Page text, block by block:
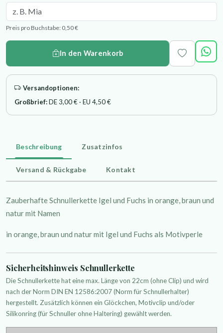
Preis pro Buchstabe: 0,50 €
In den Warenkorb
Versandoptionen:
Großbrief:DE 3,00 € · EU 4,50 €
Beschreibung Zusatzinfos
Versand & Rückgabe Kontakt
Zauberhafte Schnullerkette Igel und Fuchs in orange, braun und
natur mit Namen
in orange, braun und natur mit Igel und Fuchs als Motivperle
Sicherheitshinweis Schnullerkette
Die Schnullerkette hat eine max. Länge von 22cm (ohne Clip) und wird
nach der Norm DIN EN 12586:2007 (Norm für Schnullerhalter)
hergestellt. Zusätzlich können ein Glöckchen, Motivclip und/oder
Silikonring (für Schnuller ohne Haltering) gewählt werden.